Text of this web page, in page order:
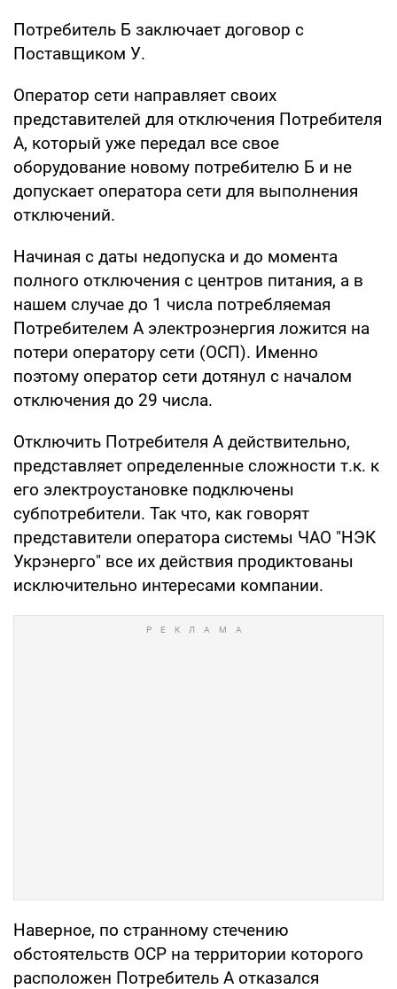
Потребитель Б заключает договор с
Поставщиком У.
Оператор сети направляет своих
представителей для отключения Потребителя
А, который уже передал все свое
оборудование новому потребителю Б и не
допускает оператора сети для выполнения
отключений.
Начиная с даты недопуска и до момента
полного отключения с центров питания, а в
нашем случае до 1 числа потребляемая
Потребителем А электроэнергия ложится на
потери оператору сети (ОСП). Именно
поэтому оператор сети дотянул с началом
отключения до 29 числа.
Отключить Потребителя А действительно,
представляет определенные сложности т.к. к
его электроустановке подключены
субпотребители. Так что, как говорят
представители оператора системы ЧАО "НЭК
Укрэнерго" все их действия продиктованы
исключительно интересами компании.
Наверное, по странному стечению
обстоятельств ОСР на территории которого
расположен Потребитель А отказался